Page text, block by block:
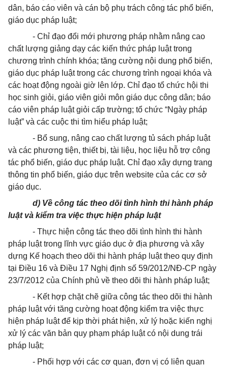
dân, báo cáo viên và cán bộ phụ trách công tác phổ biến,
giáo dục pháp luật;
- Chỉ đạo đổi mới phương pháp nhằm nâng cao
chất lượng giảng dạy các kiến thức pháp luật trong
chương trình chính khóa; tăng cường nội dung phổ biến,
giáo dục pháp luật trong các chương trình ngoại khóa và
các hoạt động ngoài giờ lên lớp. Chỉ đạo tổ chức hội thi
học sinh giỏi, giáo viên giỏi môn giáo dục công dân; báo
cáo viên pháp luật giỏi cấp trường; tổ chức “Ngày pháp
luật” và các cuộc thi tìm hiểu pháp luật;
- Bổ sung, nâng cao chất lượng tủ sách pháp luật
và các phương tiện, thiết bị, tài liệu, học liệu hỗ trợ công
tác phổ biến, giáo dục pháp luật. Chỉ đạo xây dựng trang
thông tin phổ biến, giáo dục trên website của các cơ sở
giáo dục.
d) Về công tác theo dõi tình hình thi hành pháp
luật và kiểm tra việc thực hiện pháp luật
- Thực hiện công tác theo dõi tình hình thi hành
pháp luật trong lĩnh vực giáo dục ở địa phương và xây
dựng Kế hoạch theo dõi thi hành pháp luật theo quy định
tại Điều 16 và Điều 17 Nghị định số 59/2012/NĐ-CP ngày
23/7/2012 của Chính phủ về theo dõi thi hành pháp luật;
- Kết hợp chặt chẽ giữa công tác theo dõi thi hành
pháp luật với tăng cường hoạt động kiểm tra việc thực
hiện pháp luật để kịp thời phát hiện, xử lý hoặc kiến nghị
xử lý các văn bản quy phạm pháp luật có nội dung trái
pháp luật;
- Phối hợp với các cơ quan, đơn vị có liên quan